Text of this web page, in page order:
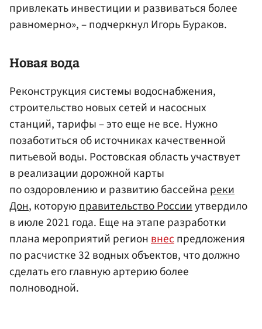
привлекать инвестиции и развиваться более
равномерно», – подчеркнул Игорь Бураков.
Новая вода
Реконструкция системы водоснабжения,
строительство новых сетей и насосных
станций, тарифы – это еще не все. Нужно
позаботиться об источниках качественной
питьевой воды. Ростовская область участвует
в реализации дорожной карты
по оздоровлению и развитию бассейна реки
Дон, которуюправительство Россииутвердило
в июле 2021 года. Еще на этапе разработки
плана мероприятий регионвнеспредложения
по расчистке 32 водных объектов, что должно
сделать его главную артерию более
полноводной.